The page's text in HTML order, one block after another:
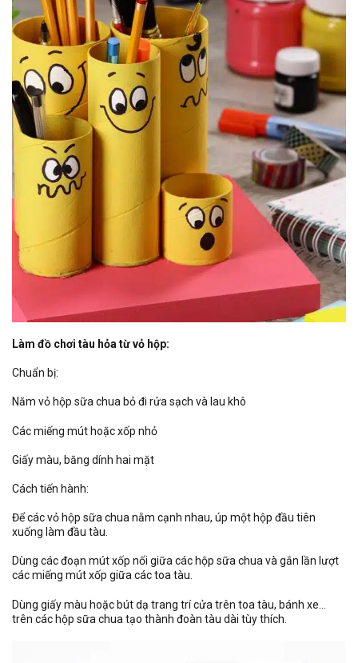
Làm đồ chơi tàu hỏa từ vỏ hộp:
Chuẩn bị:
Năm vỏ hộp sữa chua bỏ đi rửa sạch và lau khô
Các miếng mút hoặc xốp nhỏ
Giấy màu, băng dính hai mặt
Cách tiến hành:
Để các vỏ hộp sữa chua nằm cạnh nhau, úp một hộp đầu tiên
xuống làm đầu tàu.
Dùng các đoạn mút xốp nối giữa các hộp sữa chua và gắn lần lượt
các miếng mút xốp giữa các toa tàu.
Dùng giấy màu hoặc bút dạ trang trí cửa trên toa tàu, bánh xe…
trên các hộp sữa chua tạo thành đoàn tàu dài tùy thích.